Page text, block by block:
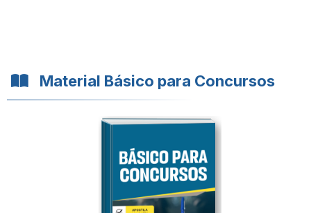
Material Básico para Concursos